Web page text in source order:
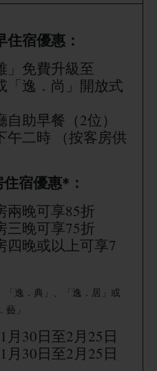
住宿優惠：
」免費升級至
「逸．尚」開放式
助早餐（2位）
午二時 （按客房供
宿優惠*：
兩晚可享85折
三晚可享75折
四晚或以上可享7
「逸．典」、「逸．居」或
藝」
月30日至2月25日
1月30日至2月25日